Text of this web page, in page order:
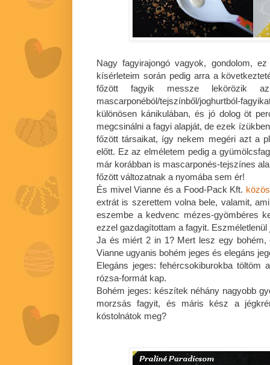
Nagy fagyirajongó vagyok, gondolom,
kísérleteim során pedig arra a
főzött fagyik messze lekörözik az
mascarponéból/tejszínből/joghurtból-
különösen kánikulában, és jó dolog öt
megcsinálni a fagyi alapját, de ezek
főzött társaikat, így nekem megéri azt a
előtt. Ez az elméletem pedig a
már korábban is mascarponés-tejszínes
főzött változatnak a nyomába sem ér!
És mivel Vianne és a Food-Pack Kft.
extrát is szerettem volna bele, valamit,
eszembe a kedvenc mézes-gyömbéres
ezzel gazdagítottam a fagyit.
Ja és miért 2 in 1? Mert lesz egy
Vianne ugyanis bohém jeges és elegáns
Elegáns jeges: fehércsokiburokba töltöm
rózsa-formát kap.
Bohém jeges: készítek néhány nagyobb
morzsás fagyit, és máris kész a
kóstolnátok meg?